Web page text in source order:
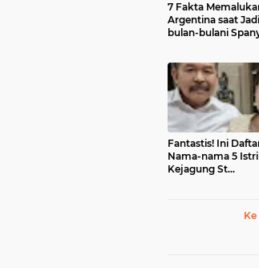
7 Fakta
Argentina saat Jadi
bulan-bulani
Fantastis! Ini
Nama-nama 5 Istri
Kejagung St